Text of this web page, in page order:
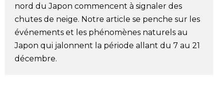
Gastronomie
Le japonais
En plus
nord du Japon commencent à signaler des
chutes de neige. Notre article se penche sur les
événements et les phénomènes naturels au
Japon qui jalonnent la période allant du 7 au 21
décembre.